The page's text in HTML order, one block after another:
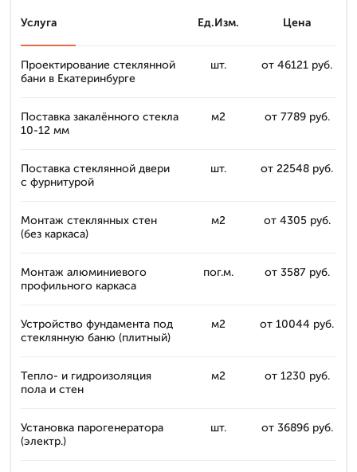
Услуга Ед.Изм. Цена
Проектирование стеклянной
бани в Екатеринбурге
шт. от 46121 руб.
Поставка закалённого стекла
10-12 мм
м2 от 7789 руб.
Поставка стеклянной двери
с фурнитурой
шт. от 22548 руб.
Монтаж стеклянных стен
(без каркаса)
м2 от 4305 руб.
Монтаж алюминиевого
профильного каркаса
пог.м. от 3587 руб.
Устройство фундамента под
стеклянную баню (плитный)
м2 от 10044 руб.
Тепло- и гидроизоляция
пола и стен
м2 от 1230 руб.
Установка парогенератора
(электр.)
шт. от 36896 руб.